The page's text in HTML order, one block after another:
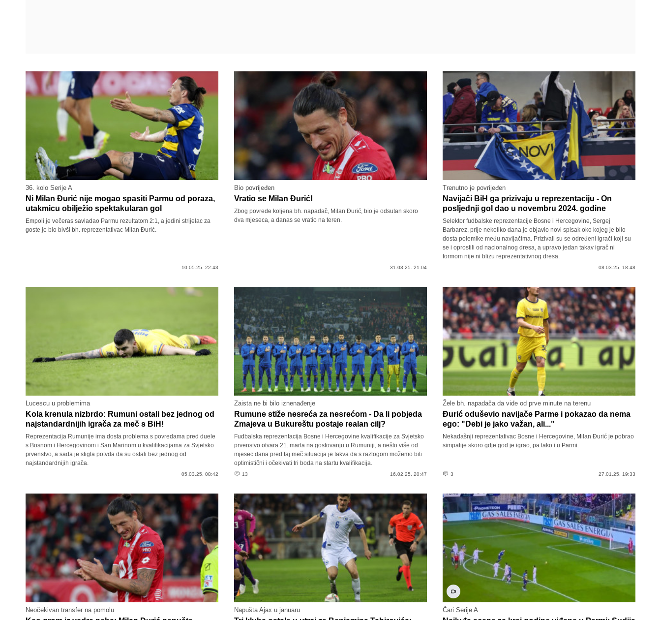
36. kolo Serije A
Ni Milan Đurić nije mogao spasiti Parmu od poraza,
utakmicu obilježio spektakularan gol
Empoli je večeras savladao Parmu rezultatom 2:1, a jedini strijelac za
goste je bio bivši bh. reprezentativac Milan Đurić.
10.05.25. 22:43
Bio povrijeđen
Vratio se Milan Đurić!
Zbog povrede koljena bh. napadač, Milan Đurić, bio je odsutan skoro
dva mjeseca, a danas se vratio na teren.
31.03.25. 21:04
Trenutno je povrijeđen
Navijači BiH ga prizivaju u reprezentaciju - On
posljednji gol dao u novembru 2024. godine
Selektor fudbalske reprezentacije Bosne i Hercegovine, Sergej
Barbarez, prije nekoliko dana je objavio novi spisak oko kojeg je bilo
dosta polemike među navijačima. Prizivali su se određeni igrači koji su
se i oprostili od nacionalnog dresa, a upravo jedan takav igrač ni
formom nije ni blizu reprezentativnog dresa.
08.03.25. 18:48
Lucescu u problemima
Kola krenula nizbrdo: Rumuni ostali bez jednog od
najstandardnijih igrača za meč s BiH!
Reprezentacija Rumunije ima dosta problema s povredama pred duele
s Bosnom i Hercegovinom i San Marinom u kvalifikacijama za Svjetsko
prvenstvo, a sada je stigla potvda da su ostali bez jednog od
najstandardnijih igrača.
05.03.25. 08:42
Zaista ne bi bilo iznenađenje
Rumune stiže nesreća za nesrećom - Da li pobjeda
Zmajeva u Bukureštu postaje realan cilj?
Fudbalska reprezentacija Bosne i Hercegovine kvalifikacije za Svjetsko
prvenstvo otvara 21. marta na gostovanju u Rumuniji, a nešto više od
mjesec dana pred taj meč situacija je takva da s razlogom možemo biti
optimistični i očekivati tri boda na startu kvalifikacija.
13 16.02.25. 20:47
Žele bh. napadača da vide od prve minute na terenu
Đurić oduševio navijače Parme i pokazao da nema
ego: "Debi je jako važan, ali..."
Nekadašnji reprezentativac Bosne i Hercegovine, Milan Đurić je pobrao
simpatije skoro gdje god je igrao, pa tako i u Parmi.
3 27.01.25. 19:33
Neočekivan transfer na pomolu Napušta Ajax u januaru Čari Serije A